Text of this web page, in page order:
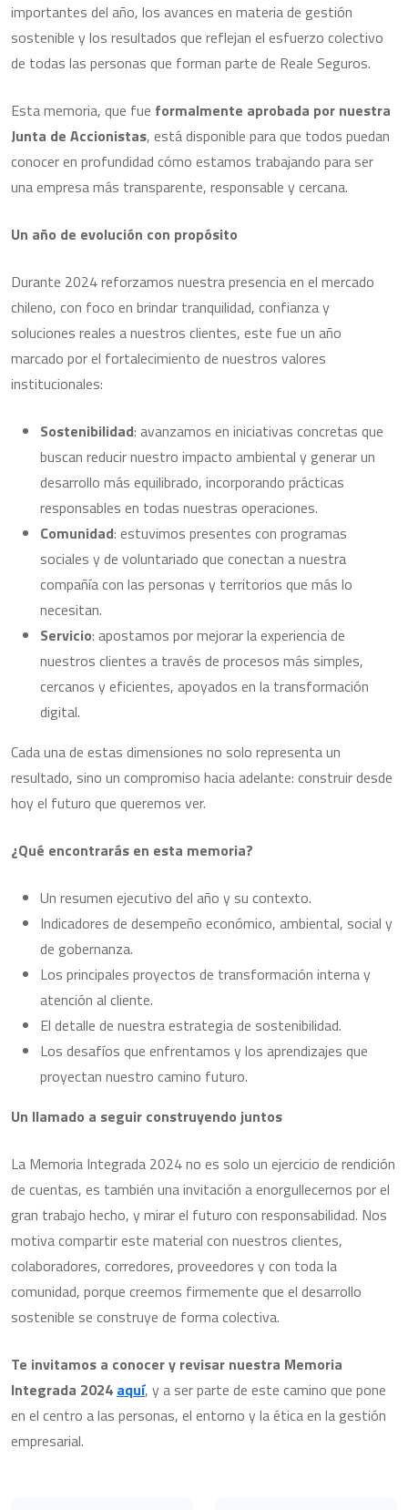
importantes del año, los avances en materia de gestión
sostenible y los resultados que reflejan el esfuerzo colectivo
de todas las personas que forman parte de Reale Seguros.
Esta memoria, que fue formalmente aprobada por nuestra
Junta de Accionistas, está disponible para que todos puedan
conocer en profundidad cómo estamos trabajando para ser
una empresa más transparente, responsable y cercana.
Un año de evolución con propósito
Durante 2024 reforzamos nuestra presencia en el mercado
chileno, con foco en brindar tranquilidad, confianza y
soluciones reales a nuestros clientes, este fue un año
marcado por el fortalecimiento de nuestros valores
institucionales:
Sostenibilidad: avanzamos en iniciativas concretas que
buscan reducir nuestro impacto ambiental y generar un
desarrollo más equilibrado, incorporando prácticas
responsables en todas nuestras operaciones.
Comunidad: estuvimos presentes con programas
sociales y de voluntariado que conectan a nuestra
compañía con las personas y territorios que más lo
necesitan.
Servicio: apostamos por mejorar la experiencia de
nuestros clientes a través de procesos más simples,
cercanos y eficientes, apoyados en la transformación
digital.
Cada una de estas dimensiones no solo representa un
resultado, sino un compromiso hacia adelante: construir desde
hoy el futuro que queremos ver.
¿Qué encontrarás en esta memoria?
Un resumen ejecutivo del año y su contexto.
Indicadores de desempeño económico, ambiental, social y
de gobernanza.
Los principales proyectos de transformación interna y
atención al cliente.
El detalle de nuestra estrategia de sostenibilidad.
Los desafíos que enfrentamos y los aprendizajes que
proyectan nuestro camino futuro.
Un llamado a seguir construyendo juntos
La Memoria Integrada 2024 no es solo un ejercicio de rendición
de cuentas, es también una invitación a enorgullecernos por el
gran trabajo hecho, y mirar el futuro con responsabilidad. Nos
motiva compartir este material con nuestros clientes,
colaboradores, corredores, proveedores y con toda la
comunidad, porque creemos firmemente que el desarrollo
sostenible se construye de forma colectiva.
Te invitamos a conocer y revisar nuestra Memoria
Integrada 2024 aquí, y a ser parte de este camino que pone
en el centro a las personas, el entorno y la ética en la gestión
empresarial.